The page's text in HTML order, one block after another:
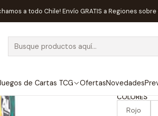
de Cartas TCG OfertasNovedades
a todo Chile! Envío GRATIS a Regiones
Protectores de Cartas Protectores
COLORES
Rojo